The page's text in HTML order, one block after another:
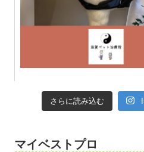
さらに読み込む
マイベストプロ